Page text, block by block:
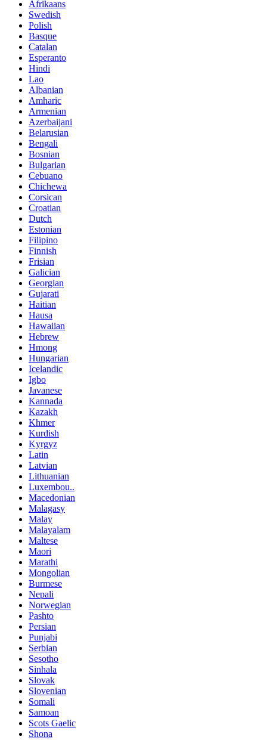
Afrikaans
Swedish
Polish
Basque
Catalan
Esperanto
Hindi
Lao
Albanian
Amharic
Armenian
Azerbaijani
Belarusian
Bengali
Bosnian
Bulgarian
Cebuano
Chichewa
Corsican
Croatian
Dutch
Estonian
Filipino
Finnish
Frisian
Galician
Georgian
Gujarati
Haitian
Hausa
Hawaiian
Hebrew
Hmong
Hungarian
Icelandic
Igbo
Javanese
Kannada
Kazakh
Khmer
Kurdish
Kyrgyz
Latin
Latvian
Lithuanian
Luxembou..
Macedonian
Malagasy
Malay
Malayalam
Maltese
Maori
Marathi
Mongolian
Burmese
Nepali
Norwegian
Pashto
Persian
Punjabi
Serbian
Sesotho
Sinhala
Slovak
Slovenian
Somali
Samoan
Scots Gaelic
Shona